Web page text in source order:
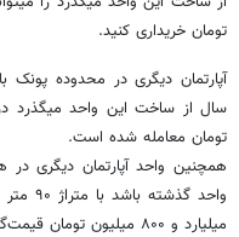
تومان خریداری کنید.
تومان معامله شده است.
میلیارد و ۸۰۰ میلیون تومان قیمت‌گذاری شده است.